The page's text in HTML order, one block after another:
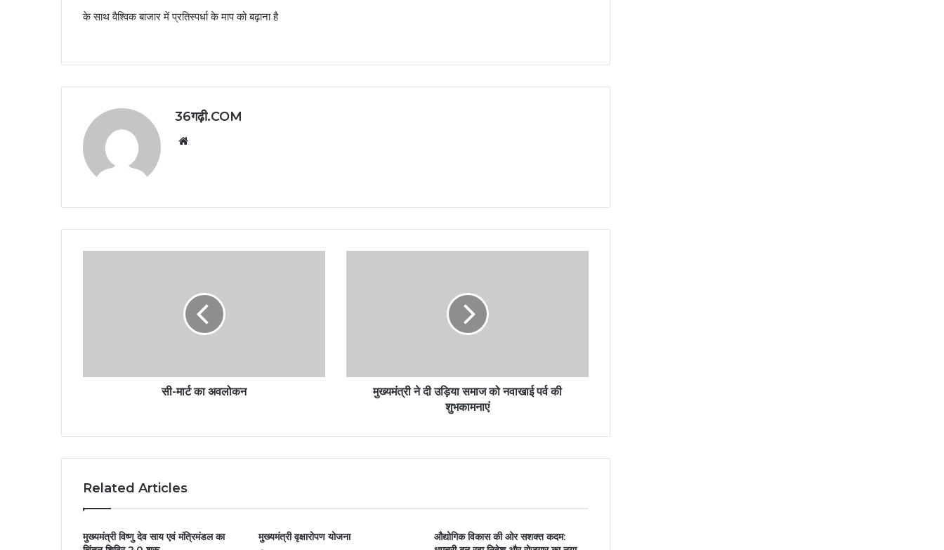
के साथ वैश्विक बाजार में प्रतिस्पर्धा के माप को बढ़ाना है
36गढ़ी.COM
सी-मार्ट का अवलोकन
मुख्यमंत्री ने दी उड़िया समाज को नवाखाई पर्व की
शुभकामनाएं
Related Articles
मुख्यमंत्री विष्णु देव साय एवं मंत्रिमंडल का
मुख्यमंत्री वृक्षारोपण योजना
औद्योगिक विकास की ओर सशक्त कदम: